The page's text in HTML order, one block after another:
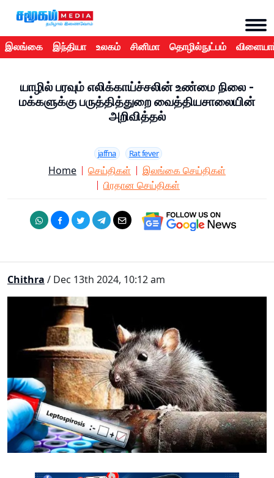
இலங்கை இந்தியா உலகம் சினிமா தொழில்நுட்பம்
யாழில் பரவும் எலிக்காய்ச்சலின் உண்மை நிலை -
மக்களுக்கு பருத்தித்துறை வைத்தியசாலையின்
அறிவித்தல்
jaffna Rat fever
Home செய்திகள்
இலங்கை செய்திகள்
பிரதான செய்திகள்
Chithra / Dec 13th 2024, 10:12 am